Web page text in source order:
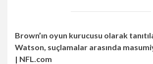
Brown’ın oyun kurucusu olarak
Watson, suçlamalar arasında
| NFL.com